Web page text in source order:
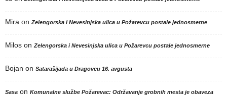
Mira on Zelengorska i Nevesinjska ulica u Požarevcu postale jednosmerne
Milos on Zelengorska i Nevesinjska ulica u Požarevcu postale jednosmerne
Bojan on Satarašijada u Dragovcu 16. avgusta
Sasa on Komunalne službe Požarevac: Održavanje grobnih mesta je obaveza